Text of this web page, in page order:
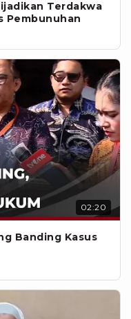
Terdakwa
Pembunuhan
02:20
Banding Kasus